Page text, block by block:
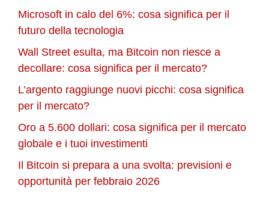
Microsoft in calo del 6%: cosa significa per il
futuro della tecnologia
Wall Street esulta, ma Bitcoin non riesce a
decollare: cosa significa per il mercato?
L’argento raggiunge nuovi picchi: cosa significa
per il mercato?
Oro a 5.600 dollari: cosa significa per il mercato
globale e i tuoi investimenti
Il Bitcoin si prepara a una svolta: previsioni e
opportunità per febbraio 2026